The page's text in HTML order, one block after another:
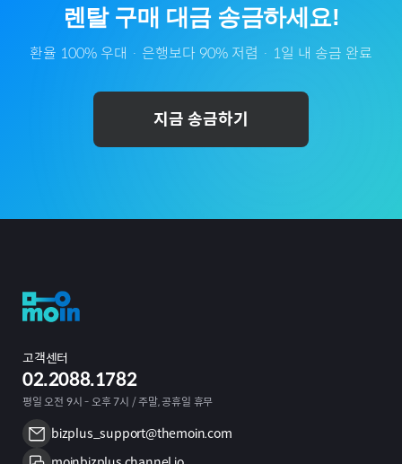
렌탈구매 대금 송금하세요!
환율 100% 우대 · 은행보다 90% 저렴 · 1일 내 송금 완료
지금 송금하기
고객센터
02.2088.1782
평일 오전 9시 - 오후 7시 / 주말, 공휴일 휴무
bizplus_support@themoin.com